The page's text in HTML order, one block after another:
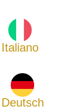
Italiano
Deutsch